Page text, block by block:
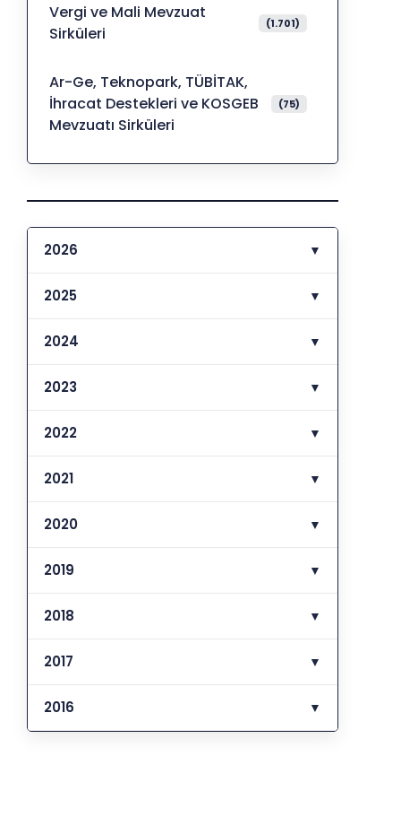
Vergi ve Mali Mevzuat
Sirküleri
(1.701)
Ar-Ge, Teknopark, TÜBİTAK,
İhracat Destekleri ve KOSGEB
Mevzuatı Sirküleri
(75)
2026 ▼
2025 ▼
2024 ▼
2023 ▼
2022 ▼
2021 ▼
2020 ▼
2019 ▼
2018 ▼
2017 ▼
2016 ▼